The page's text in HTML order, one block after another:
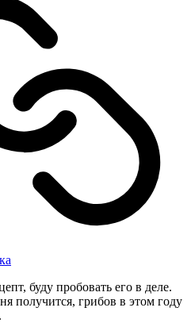
буду пробовать его в деле.
получится, грибов в этом году